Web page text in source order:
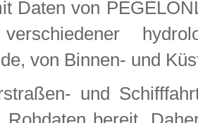
Daten von
verschiedener
von Binnen- und
und